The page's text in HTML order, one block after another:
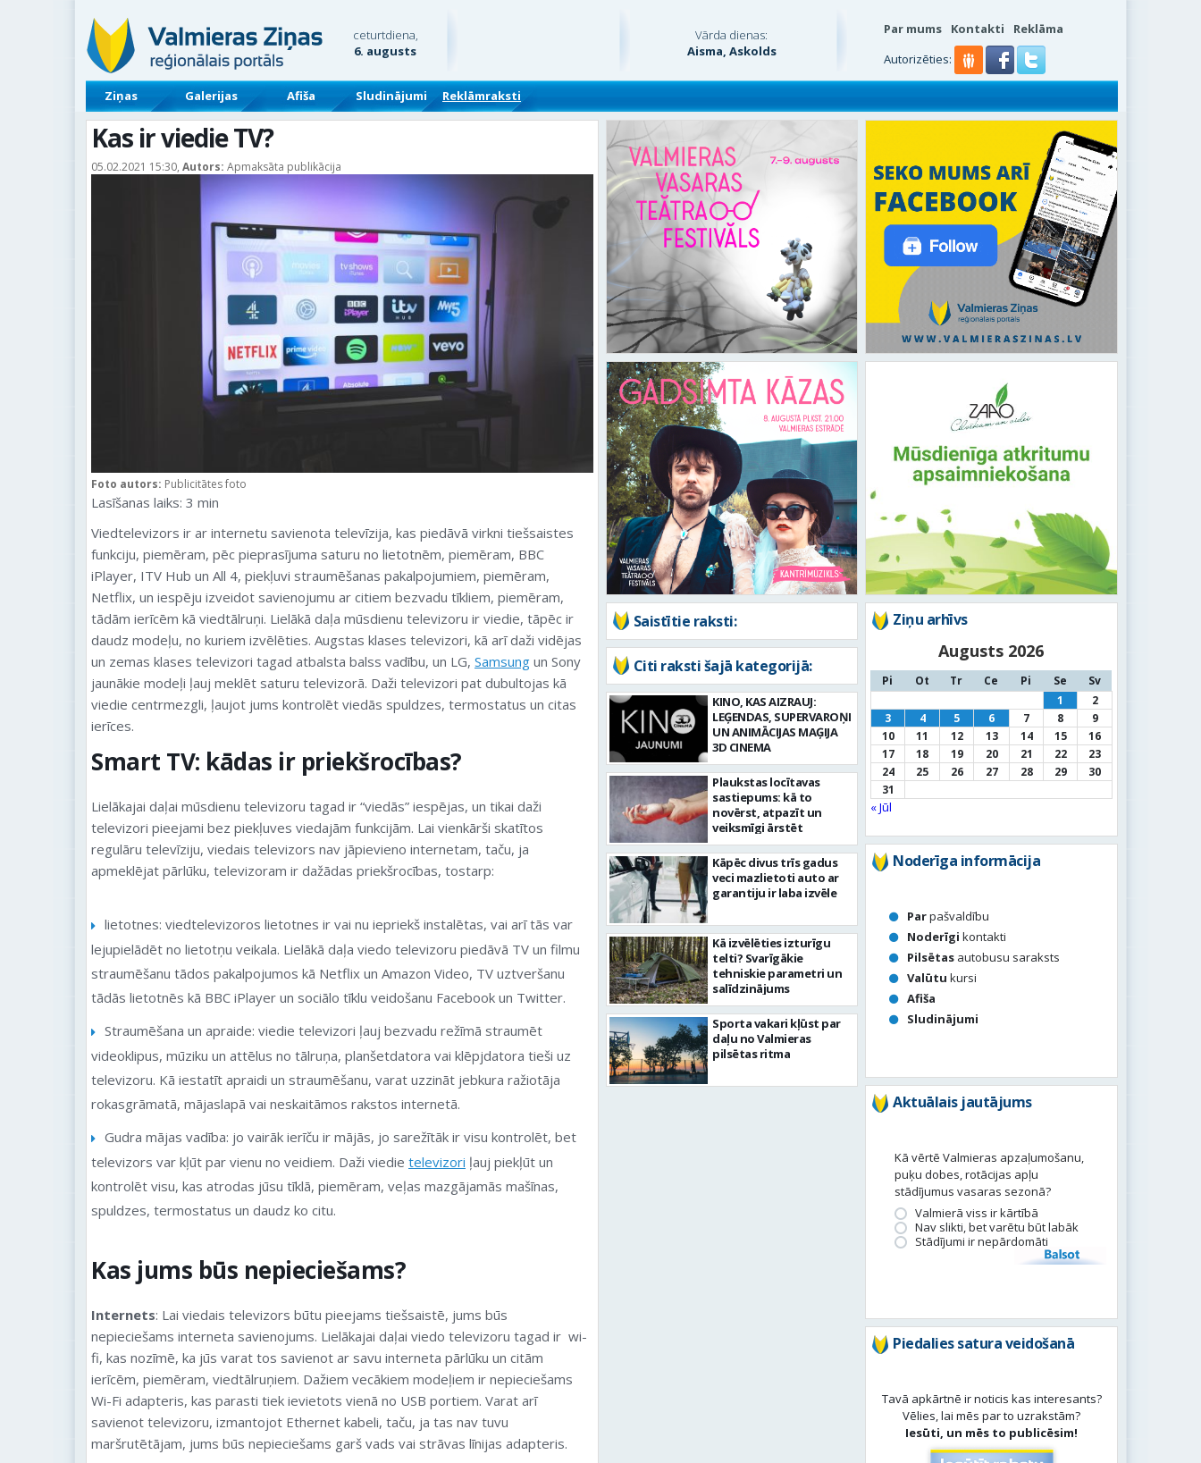
ceturtdiena,
6. augusts
Vārda dienas:
Aisma, Askolds
Par mums Kontakti
Reklāma
Autorizēties:
Ziņas Galerijas Afiša Sludinājumi Reklāmraksti
Kas ir viedie TV?
05.02.2021 15:30, Autors: Apmaksāta publikācija
Foto autors: Publicitātes foto
Lasīšanas laiks: 3 min
Viedtelevizors ir ar internetu savienota televīzija, kas piedāvā virkni tiešsaistes
funkciju, piemēram, pēc pieprasījuma saturu no lietotnēm, piemēram, BBC
iPlayer, ITV Hub un All 4, piekļuvi straumēšanas pakalpojumiem, piemēram,
Netflix, un iespēju izveidot savienojumu ar citiem bezvadu tīkliem, piemēram,
tādām ierīcēm kā viedtālruņi. Lielākā daļa mūsdienu televizoru ir viedie, tāpēc ir
daudz modeļu, no kuriem izvēlēties. Augstas klases televizori, kā arī daži vidējas
un zemas klases televizori tagad atbalsta balss vadību, un LG, Samsung un Sony
jaunākie modeļi ļauj meklēt saturu televizorā. Daži televizori pat dubultojas kā
viedie centrmezgli, ļaujot jums kontrolēt viedās spuldzes, termostatus un citas
ierīces.
Smart TV: kādas ir priekšrocības?
Lielākajai daļai mūsdienu televizoru tagad ir “viedās” iespējas, un tikai daži
televizori pieejami bez piekļuves viedajām funkcijām. Lai vienkārši skatītos
regulāru televīziju, viedais televizors nav jāpievieno internetam, taču, ja
apmeklējat pārlūku, televizoram ir dažādas priekšrocības, tostarp:
lietotnes: viedtelevizoros lietotnes ir vai nu iepriekš instalētas, vai arī tās var
lejupielādēt no lietotņu veikala. Lielākā daļa viedo televizoru piedāvā TV un filmu
straumēšanu tādos pakalpojumos kā Netflix un Amazon Video, TV uztveršanu
tādās lietotnēs kā BBC iPlayer un sociālo tīklu veidošanu Facebook un Twitter.
Straumēšana un apraide: viedie televizori ļauj bezvadu režīmā straumēt
videoklipus, mūziku un attēlus no tālruņa, planšetdatora vai klēpjdatora tieši uz
televizoru. Kā iestatīt apraidi un straumēšanu, varat uzzināt jebkura ražiotāja
rokasgrāmatā, mājaslapā vai neskaitāmos rakstos internetā.
Gudra mājas vadība: jo vairāk ierīču ir mājās, jo sarežītāk ir visu kontrolēt, bet
televizors var kļūt par vienu no veidiem. Daži viedie televizori ļauj piekļūt un
kontrolēt visu, kas atrodas jūsu tīklā, piemēram, veļas mazgājamās mašīnas,
spuldzes, termostatus un daudz ko citu.
Kas jums būs nepieciešams?
Internets: Lai viedais televizors būtu pieejams tiešsaistē, jums būs
nepieciešams interneta savienojums. Lielākajai daļai viedo televizoru tagad ir wi-
fi, kas nozīmē, ka jūs varat tos savienot ar savu interneta pārlūku un citām
ierīcēm, piemēram, viedtālruņiem. Dažiem vecākiem modeļiem ir nepieciešams
Wi-Fi adapteris, kas parasti tiek ievietots vienā no USB portiem. Varat arī
savienot televizoru, izmantojot Ethernet kabeli, taču, ja tas nav tuvu
maršrutētājam, jums būs nepieciešams garš vads vai strāvas līnijas adapteris.
Saistītie raksti:
Citi raksti šajā kategorijā:
KINO, KAS AIZRAUJ:
LEĢENDAS, SUPERVAROŅI
UN ANIMĀCIJAS MAĢIJA
3D CINEMA
Plaukstas locītavas
sastiepums: kā to
novērst, atpazīt un
veiksmīgi ārstēt
Kāpēc divus trīs gadus
veci mazlietoti auto ar
garantiju ir laba izvēle
Kā izvēlēties izturīgu
telti? Svarīgākie
tehniskie parametri un
salīdzinājums
Sporta vakari kļūst par
daļu no Valmieras
pilsētas ritma
Ziņu arhīvs
Augusts 2026
Pi Ot Tr Ce Pi Se
Sv
1
2
3
4 5 6 7 8
9
10
11 12 13 14 15
16
17
18 19 20 21 22
23
24
25 26 27 28 29
30
31
« Jūl
Noderīga informācija
Parpašvaldību
Noderīgi kontakti
Pilsētas autobusu saraksts
Valūtu kursi
Afiša
Sludinājumi
Aktuālais jautājums
Kā vērtē Valmieras apzaļumošanu,
puķu dobes, rotācijas apļu
stādījumus vasaras sezonā?
Valmierā viss ir kārtībā
Nav slikti, bet varētu būt labāk
Stādījumi ir nepārdomāti
Balsot
Piedalies satura veidošanā
Tavā apkārtnē ir noticis kas interesants?
Vēlies, lai mēs par to uzrakstām?
Iesūti, un mēs to publicēsim!